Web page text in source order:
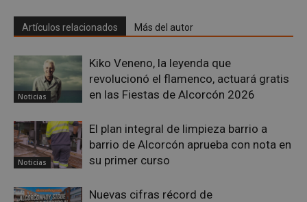
Artículos relacionados Más del autor
Noticias
Kiko Veneno, la leyenda que
revolucionó el flamenco, actuará gratis
en las Fiestas de Alcorcón 2026
Noticias
El plan integral de limpieza barrio a
barrio de Alcorcón aprueba con nota en
su primer curso
Nuevas cifras récord de